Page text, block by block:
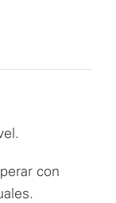
con